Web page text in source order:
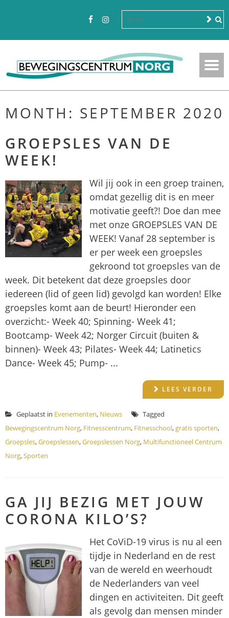
MONTH: SEPTEMBER 2020
GROEPSLES VAN DE
WEEK!
Wil jij ook in een groep trainen,
omdat gezellig dit is en meer
motivatie geeft?! Doe dan mee
met onze GROEPSLES VAN DE
WEEK! Vanaf 28 september is
er per week een groepsles
gekroond tot groepsles van de
week. Dit betekent dat deze groepsles door
iedereen (lid of geen lid) gevolgd kan worden! Elke
groepsles komt aan de beurt! Hieronder een
overzicht:- Week 40; Spinning- Week 41;
Bootcamp- Week 42; Norger Circuit (buiten &
binnen)- Week 43; Pilates- Week 44; Latinetics
Dance- Week 45; Pump- ...
LEES VERDER
Geplaatst in Evenementen, Nieuws
Tagged
Bewegingscentrum Norg, Fitnesscentrum, Fitnesschool,gratis sporten,
Groepsles,Groepslessen,Groepslessen Norg, Multifunctioneel Centrum
Norg,Sporten
GA JIJ BEZIG MET JOUW
CORONA KILO’S?
Het CoViD-19 virus is nu al een
tijdje in Nederland en de rest
van de wereld en weerhoudt
de Nederlanders van veel
dingen en activiteiten. Dit geeft
als gevolg dan mensen minder